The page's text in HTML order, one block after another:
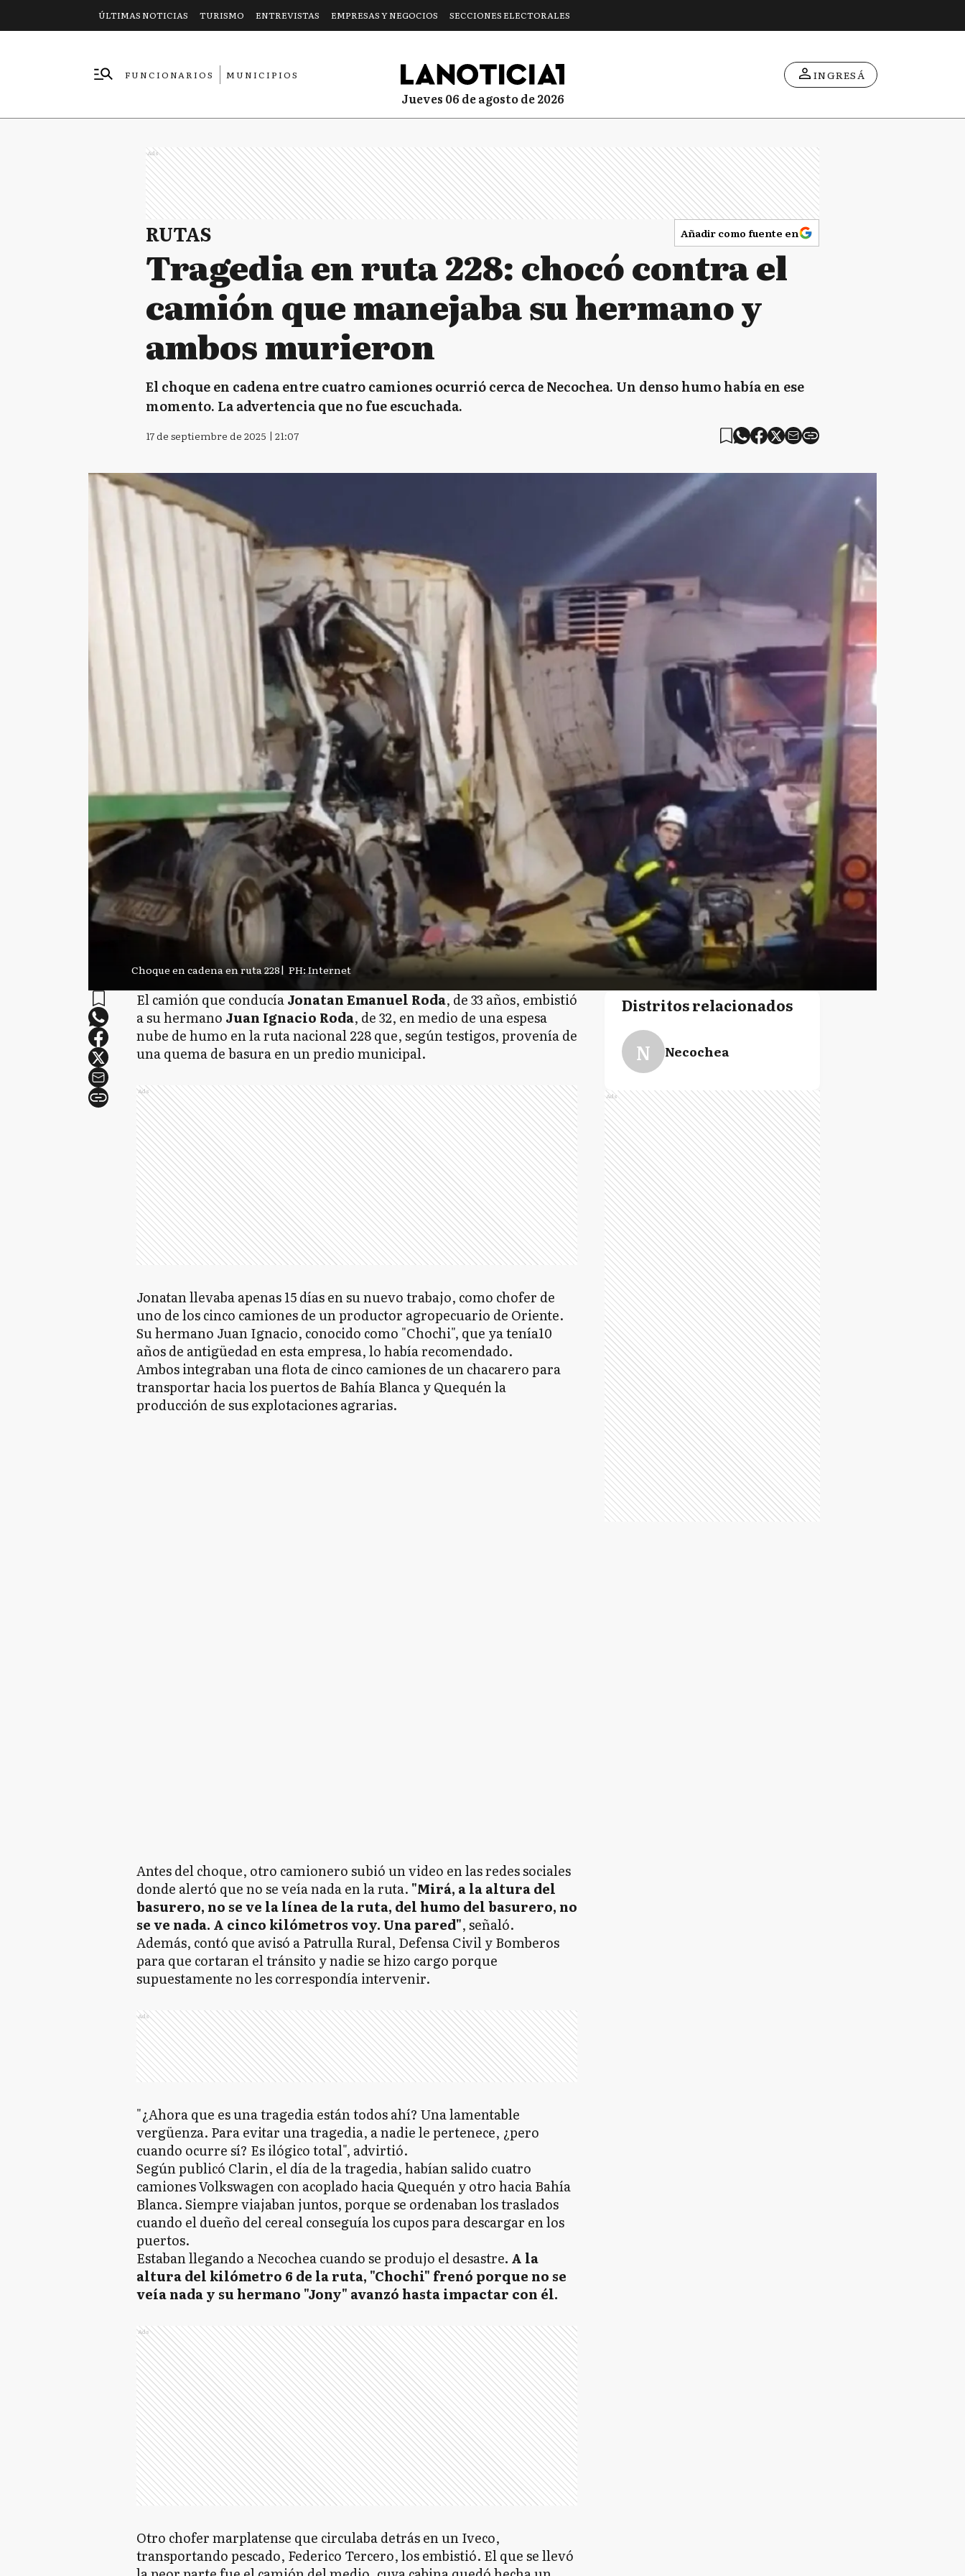
ÚLTIMAS NOTICIAS TURISMO ENTREVISTAS EMPRESAS Y NEGOCIOS SECCIONES ELECTORALES
FUNCIONARIOS
MUNICIPIOS
jueves 06 de agosto de 2026
INGRESÁ
Ads
RUTAS Añadir como fuente en
Tragedia en ruta 228: chocó contra el
camión que manejaba su hermano y
ambos murieron
El choque en cadena entre cuatro camiones ocurrió cerca de Necochea. Un denso humo había en ese
momento. La advertencia que no fue escuchada.
17 de septiembre de 2025 | 21:07
Choque en cadena en ruta 228| PH: Internet
El camión que conducíaJonatan Emanuel Roda, de 33 años, embistió
a su hermano Juan Ignacio Roda, de 32, en medio de una espesa
nube de humo en la ruta nacional 228 que, según testigos, provenía de
una quema de basura en un predio municipal.
Ads
Jonatan llevaba apenas 15 días en su nuevo trabajo, como chofer de
uno de los cinco camiones de un productor agropecuario de Oriente.
Su hermano Juan Ignacio, conocido como "Chochi", que ya tenía10
años de antigüedad en esta empresa, lo había recomendado.
Ambos integraban una flota de cinco camiones de un chacarero para
transportar hacia los puertos de Bahía Blanca y Quequén la
producción de sus explotaciones agrarias.
Antes del choque, otro camionero subió un video en las redes sociales
donde alertó que no se veía nada en la ruta. "Mirá, a la altura del
basurero, no se ve la línea de la ruta, del humo del basurero, no
se ve nada. A cinco kilómetros voy. Una pared", señaló.
Además, contó que avisó a Patrulla Rural, Defensa Civil y Bomberos
para que cortaran el tránsito y nadie se hizo cargo porque
supuestamente no les correspondía intervenir.
Ads
"¿Ahora que es una tragedia están todos ahí? Una lamentable
vergüenza. Para evitar una tragedia, a nadie le pertenece, ¿pero
cuando ocurre sí? Es ilógico total", advirtió.
Según publicó Clarin, el día de la tragedia, habían salido cuatro
camiones Volkswagen con acoplado hacia Quequén y otro hacia Bahía
Blanca. Siempre viajaban juntos, porque se ordenaban los traslados
cuando el dueño del cereal conseguía los cupos para descargar en los
puertos.
Estaban llegando a Necochea cuando se produjo el desastre. A la
altura del kilómetro 6 de la ruta, "Chochi" frenó porque no se
veía nada y su hermano "Jony" avanzó hasta impactar con él.
Ads
Otro chofer marplatense que circulaba detrás en un Iveco,
transportando pescado, Federico Tercero, los embistió. El que se llevó
Distritos relacionados
N Necochea
Ads